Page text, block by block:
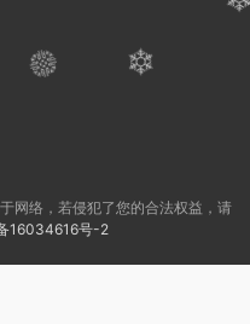
网络，若侵犯了您的合法权益，请
16034616号-2